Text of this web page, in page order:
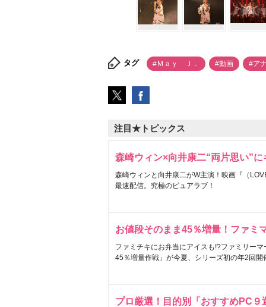
タグ #Ｍａｙ Ｊ． #動画 #ア
注目★トピックス
森崎ウィン×向井康二“両片思い”
森崎ウィンと向井康二がW主演！映画『（
最速配信。究極のピュアラブ！
お値段そのまま45％増量！ファミ
ファミチキにお弁当にアイスも!?ファミリー
45％増量作戦」が今夏、シリーズ初の年2回開
プロ厳選！目的別「おすすめPC９